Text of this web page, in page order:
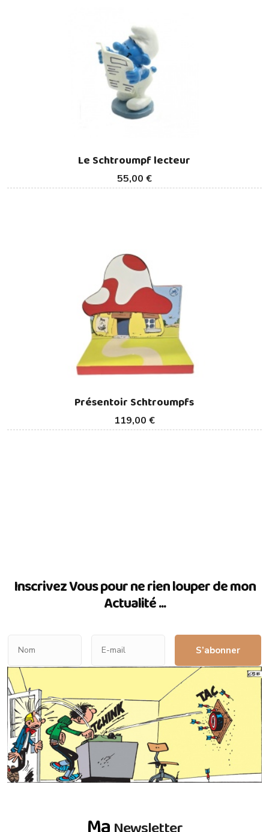
55,00 €
Le Schtroumpf lecteur
119,00 €
Présentoir Schtroumpfs
Inscrivez Vous pour ne rien louper de mon
Actualité ...
S’abonner
Ma Newsletter